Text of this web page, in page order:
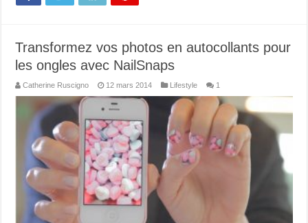
Transformez vos photos en autocollants pour
les ongles avec NailSnaps
Catherine Ruscigno 12 mars 2014 Lifestyle 1